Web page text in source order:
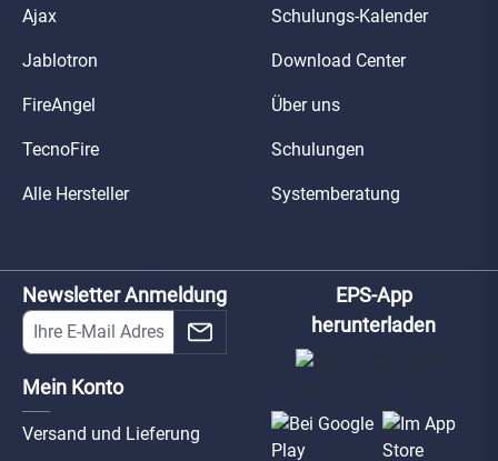
Ajax
Jablotron
FireAngel
TecnoFire
Alle Hersteller
Schulungs-Kalender
Download Center
Über uns
Schulungen
Systemberatung
Newsletter Anmeldung
Mein Konto
Versand und Lieferung
EPS-App
herunterladen